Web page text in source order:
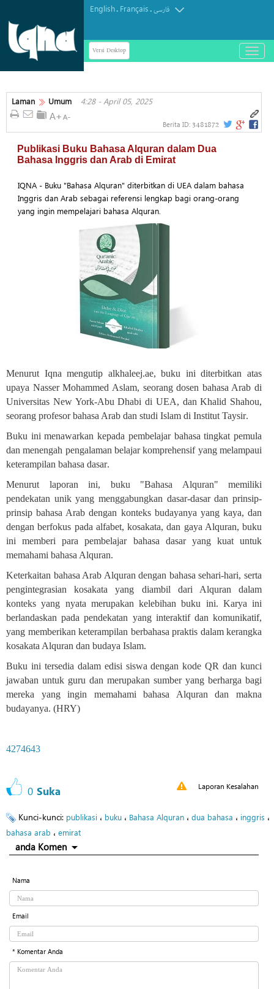
English. Français.فارسی
Versi Desktop
باز
و
کردن
Laman Umum 4:28 - April 05, 2025
Berita ID: 3481872
Publikasi Buku Bahasa Alquran dalam Dua
Bahasa Inggris dan Arab di Emirat
IQNA - Buku "Bahasa Alquran" diterbitkan di UEA dalam bahasa
Inggris dan Arab sebagai referensi lengkap bagi orang-orang
yang ingin mempelajari bahasa Alquran.
Menurut Iqna mengutip alkhaleej.ae, buku ini diterbitkan atas
upaya Nasser Mohammed Aslam, seorang dosen bahasa Arab di
Universitas New York-Abu Dhabi di UEA, dan Khalid Shahou,
seorang profesor bahasa Arab dan studi Islam di Institut Taysir.
Buku ini menawarkan kepada pembelajar bahasa tingkat pemula
dan menengah pengalaman belajar komprehensif yang melampaui
keterampilan bahasa dasar.
Menurut laporan ini, buku "Bahasa Alquran" memiliki
pendekatan unik yang menggabungkan dasar-dasar dan prinsip-
prinsip bahasa Arab dengan konteks budayanya yang kaya, dan
dengan berfokus pada alfabet, kosakata, dan gaya Alquran, buku
ini memberi para pembelajar bahasa dasar yang kuat untuk
memahami bahasa Alquran.
Keterkaitan bahasa Arab Alquran dengan bahasa sehari-hari, serta
pengintegrasian kosakata yang diambil dari Alquran dalam
konteks yang nyata merupakan kelebihan buku ini. Karya ini
berlandaskan pada pendekatan yang interaktif dan komunikatif,
yang memberikan keterampilan berbahasa praktis dalam kerangka
kosakata Alquran dan budaya Islam.
Buku ini tersedia dalam edisi siswa dengan kode QR dan kunci
jawaban untuk guru dan merupakan sumber yang berharga bagi
mereka yang ingin memahami bahasa Alquran dan makna
budayanya. (HRY)
4274643
0 Suka Laporan Kesalahan
Kunci-kunci: publikasi ، buku ، Bahasa Alquran ، dua bahasa ، inggris ،
bahasa arab ، emirat
anda Komen
Nama
Email
* Komentar Anda